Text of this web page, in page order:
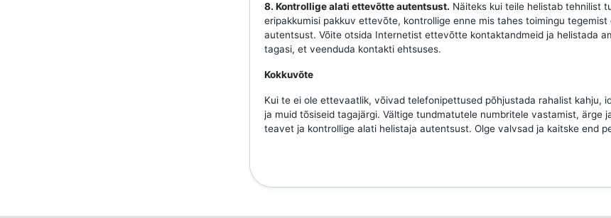
8. Kontrollige alati ettevõtte autentsust. Näiteks kui teile helistab tehnilist
eripakkumisi pakkuv ettevõte, kontrollige enne mis tahes toimingu
autentsust. Võite otsida Internetist ettevõtte kontaktandmeid ja helistada
tagasi, et veenduda kontakti ehtsuses.
Kokkuvõte
Kui te ei ole ettevaatlik, võivad telefonipettused põhjustada rahalist kahju,
ja muid tõsiseid tagajärgi. Vältige tundmatutele numbritele vastamist, ärge
teavet ja kontrollige alati helistaja autentsust. Olge valvsad ja kaitske end